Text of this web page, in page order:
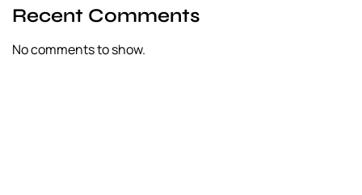
Recent Comments
No comments to show.